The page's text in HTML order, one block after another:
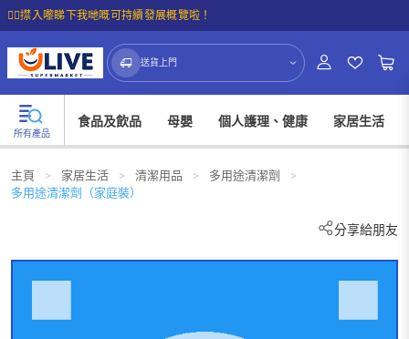
☝🏼㩒入嚟睇下我哋嘅可持續發展概覽啦！
送貨上門
所有產品
食品及飲品 母嬰 個人護理、健康 家居生活
主頁 > 家居生活 > 清潔用品 > 多用途清潔劑
>
多用途清潔劑（家庭裝）
分享給朋友